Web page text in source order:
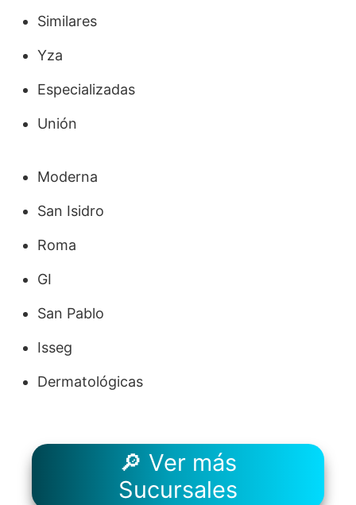
Similares
Yza
Especializadas
Unión
Moderna
San Isidro
Roma
GI
San Pablo
Isseg
Dermatológicas
🔎 Ver más
Sucursales